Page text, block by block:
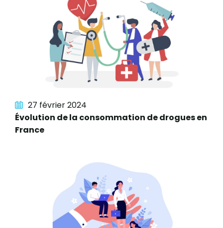
27 février 2024
Évolution de la consommation de drogues en
France